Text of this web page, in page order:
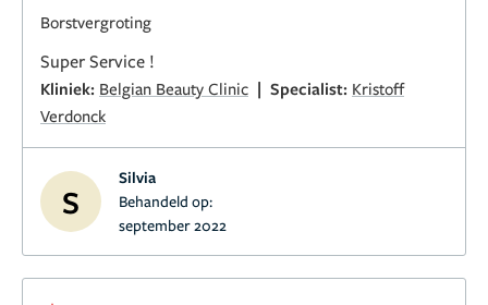
Borstvergroting
Super Service !
Kliniek: Belgian Beauty Clinic | Specialist: Kristoff
Verdonck
S
Silvia
Behandeld op:
september 2022